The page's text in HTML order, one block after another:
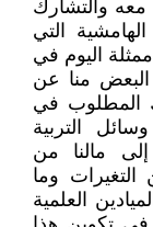
معه والتشارك
التي
ممثلة اليوم في
منا عن
المطلوب في
التربية
إلى مالنا من
وما
العلمية